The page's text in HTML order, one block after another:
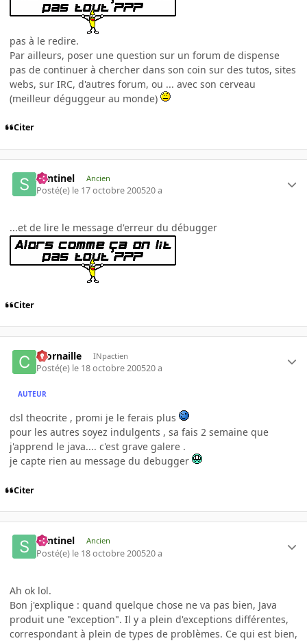
pas à le redire.
Par ailleurs, poser une question sur un forum de dispense
pas de continuer à chercher dans son coin sur des tutos, sites
webs, sur IRC, d'autres forum, ou ... avec son cerveau
(meilleur déguggeur au monde)
Citer
Sentinel Ancien
Posté(e) le 17 octobre 200520 a
...et de lire le message d'erreur du débugger
Citer
ccornaille INpactien
Posté(e) le 18 octobre 200520 a
AUTEUR
dsl theocrite , promi je le ferais plus
pour les autres soyez indulgents , sa fais 2 semaine que
j'apprend le java.... c'est grave galere .
je capte rien au message du debugger
Citer
Sentinel Ancien
Posté(e) le 18 octobre 200520 a
Ah ok lol.
Bon j'explique : quand quelque chose ne va pas bien, Java
produit une "exception". Il y a plein d'exceptions différentes,
correspondant à plein de types de problèmes. Ce qui est bien,